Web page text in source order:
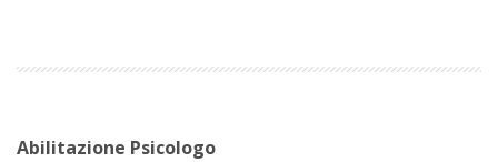
Abilitazione Psicologo